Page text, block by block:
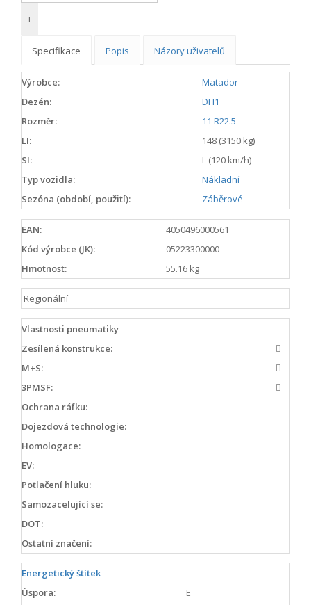
+
Specifikace Popis Názory uživatelů
Výrobce:
Matador
Dezén:
DH1
Rozměr:
11 R22.5
LI:
148 (3150 kg)
SI:
L (120 km/h)
Typ vozidla:
Nákladní
Sezóna (období, použití):
Záběrové
EAN:
4050496000561
Kód výrobce (JK):
05223300000
Hmotnost:
55.16 kg
Regionální
Vlastnosti pneumatiky
Zesílená konstrukce:
M+S:
3PMSF:
Ochrana ráfku:
Dojezdová technologie:
Homologace:
EV:
Potlačení hluku:
Samozacelující se:
DOT:
Ostatní značení:
Energetický štítek
Úspora:
E